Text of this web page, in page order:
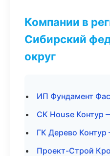
Компании в
Сибирский
округ
ИП Фундамент
СК House Контур
ГК Дерево
Проект-Строй